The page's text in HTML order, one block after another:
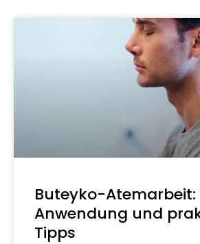
Buteyko-Atemarbeit:
Anwendung und
Tipps